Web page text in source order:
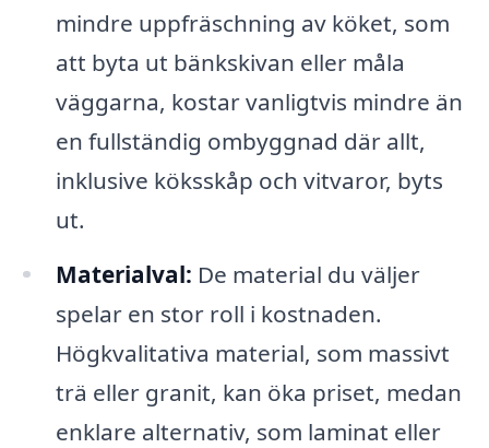
mindre uppfräschning av köket, som
att byta ut bänkskivan eller måla
väggarna, kostar vanligtvis mindre än
en fullständig ombyggnad där allt,
inklusive köksskåp och vitvaror, byts
ut.
Materialval: De material du väljer
spelar en stor roll i kostnaden.
Högkvalitativa material, som massivt
trä eller granit, kan öka priset, medan
enklare alternativ, som laminat eller